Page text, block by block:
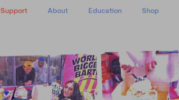
Support About Education Shop